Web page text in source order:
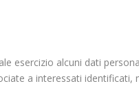
esercizio alcuni dati
a interessati identificati,